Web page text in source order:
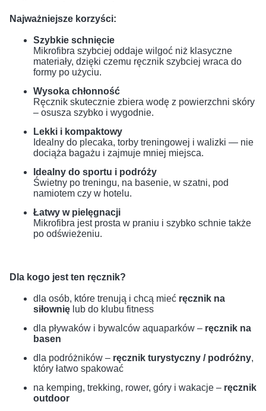
Najważniejsze korzyści:
Szybkie schnięcie
Mikrofibra szybciej oddaje wilgoć niż klasyczne
materiały, dzięki czemu ręcznik szybciej wraca do
formy po użyciu.
Wysoka chłonność
Ręcznik skutecznie zbiera wodę z powierzchni skóry
– osusza szybko i wygodnie.
Lekki i kompaktowy
Idealny do plecaka, torby treningowej i walizki — nie
dociąża bagażu i zajmuje mniej miejsca.
Idealny do sportu i podróży
Świetny po treningu, na basenie, w szatni, pod
namiotem czy w hotelu.
Łatwy w pielęgnacji
Mikrofibra jest prosta w praniu i szybko schnie także
po odświeżeniu.
Dla kogo jest ten ręcznik?
dla osób, które trenują i chcą mieć ręcznik na
siłownię lub do klubu fitness
dla pływaków i bywalców aquaparków – ręcznik na
basen
dla podróżników – ręcznik turystyczny / podróżny,
który łatwo spakować
na kemping, trekking, rower, góry i wakacje – ręcznik
outdoor